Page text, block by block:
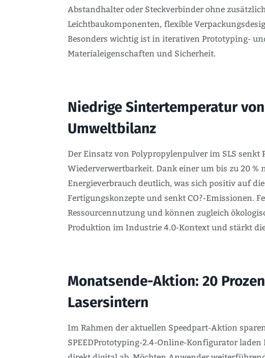
Abstandhalter oder Steckverbinder ohne
Leichtbaukomponenten, flexible
Besonders wichtig ist in iterativen Prototyping-
Materialeigenschaften und Sicherheit.
Niedrige Sintertemperatur
Umweltbilanz
Der Einsatz von Polypropylenpulver im SLS
Wiederverwertbarkeit. Dank einer um bis zu 20
Energieverbrauch deutlich, was sich positiv auf
Fertigungskonzepte und senkt CO?-Emissionen.
Ressourcennutzung und können zugleich
Produktion im Industrie 4.0-Kontext und stärkt
Monatsende-Aktion: 20
Lasersintern
Im Rahmen der aktuellen Speedpart-Aktion
SPEEDPrototyping-2.4-Online-Konfigurator